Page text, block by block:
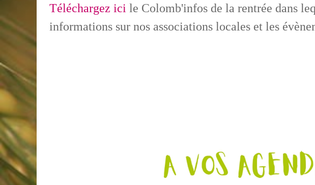
Téléchargez ici le Colomb'infos de la rentrée dans
informations sur nos associations locales et les